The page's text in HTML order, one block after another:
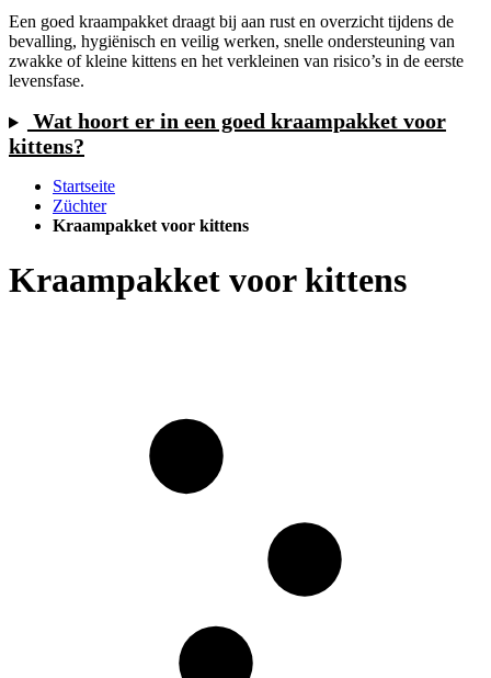
Een goed kraampakket draagt bij aan rust en overzicht tijdens de
bevalling, hygiënisch en veilig werken, snelle ondersteuning van
zwakke of kleine kittens en het verkleinen van risico’s in de eerste
levensfase.
Wat hoort er in een goed kraampakket voor
kittens?
Startseite
Züchter
Kraampakket voor kittens
Kraampakket voor kittens